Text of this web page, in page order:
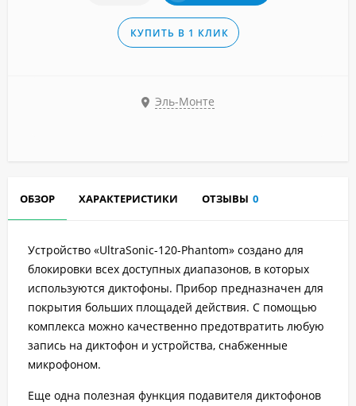
КУПИТЬ В 1 КЛИК
Эль-Монте
ОБЗОР ХАРАКТЕРИСТИКИ ОТЗЫВЫ 0
Устройство «UltraSonic-120-Рhantom» создано для
блокировки всех доступных диапазонов, в которых
используются диктофоны. Прибор предназначен для
покрытия больших площадей действия. С помощью
комплекса можно качественно предотвратить любую
запись на диктофон и устройства, снабженные
микрофоном.
Еще одна полезная функция подавителя диктофонов